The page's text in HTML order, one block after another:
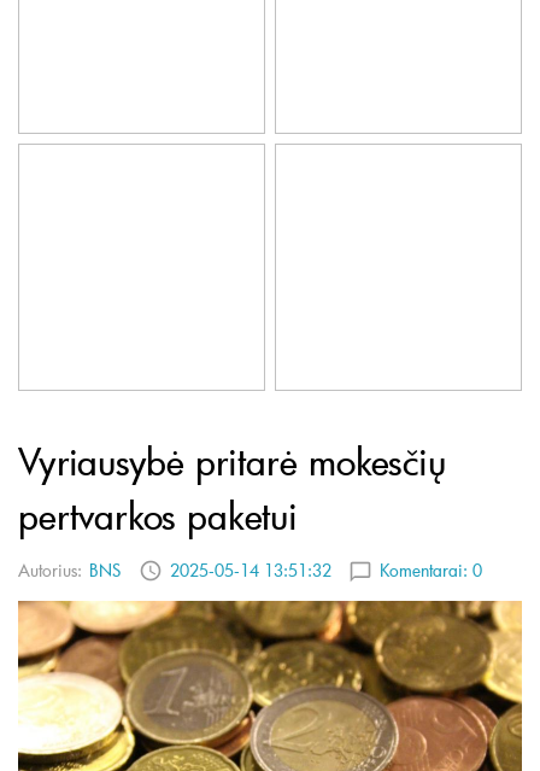
Vyriausybė pritarė mokesčių
pertvarkos paketui
Autorius: BNS 2025-05-14 13:51:32 Komentarai: 0